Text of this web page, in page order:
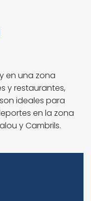
en una zona
y restaurantes,
son ideales para
en la zona
y Cambrils.